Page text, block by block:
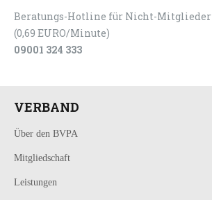
Beratungs-Hotline für Nicht-Mitglieder
(0,69 EURO/Minute)
09001 324 333
VERBAND
Über den BVPA
Mitgliedschaft
Leistungen